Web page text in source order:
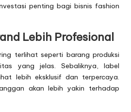
penting bagi bisnis fashion
Lebih Profesional
terlihat seperti barang produksi
yang jelas. Sebaliknya, label
lebih eksklusif dan terpercaya.
akan lebih yakin terhadap